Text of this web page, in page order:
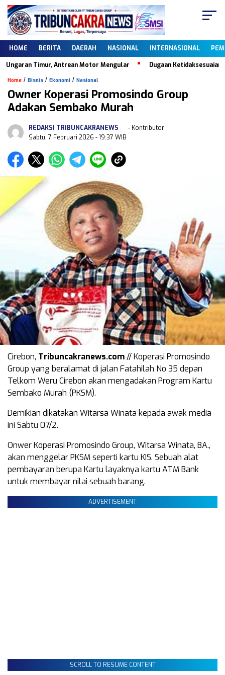
HOME BERITA DAERAH NASIONAL INTERNASIONAL
Timur, Antrean Motor Mengular Dugaan Ketidaksesuaian
Home / Bisnis / Ekonomi / Nasional
Owner Koperasi Promosindo Group
Adakan Sembako Murah
REDAKSI TRIBUNCAKRANEWS
- Kontributor
Sabtu, 7 Februari 2026 - 19:37 WIB
Cirebon, Tribuncakranews.com// Koperasi Promosindo
Group yang beralamat di jalan Fatahilah No 35 depan
Telkom Weru Cirebon akan mengadakan Program Kartu
Sembako Murah (PKSM).
Demikian dikatakan Witarsa Winata kepada awak media
ini Sabtu 07/2.
Onwer Koperasi Promosindo Group, Witarsa Winata, BA.,
akan menggelar PKSM seperti kartu KIS. Sebuah alat
pembayaran berupa Kartu layaknya kartu ATM Bank
untuk membayar nilai sebuah barang.
ADVERTISEMENT
SCROLL TO RESUME CONTENT